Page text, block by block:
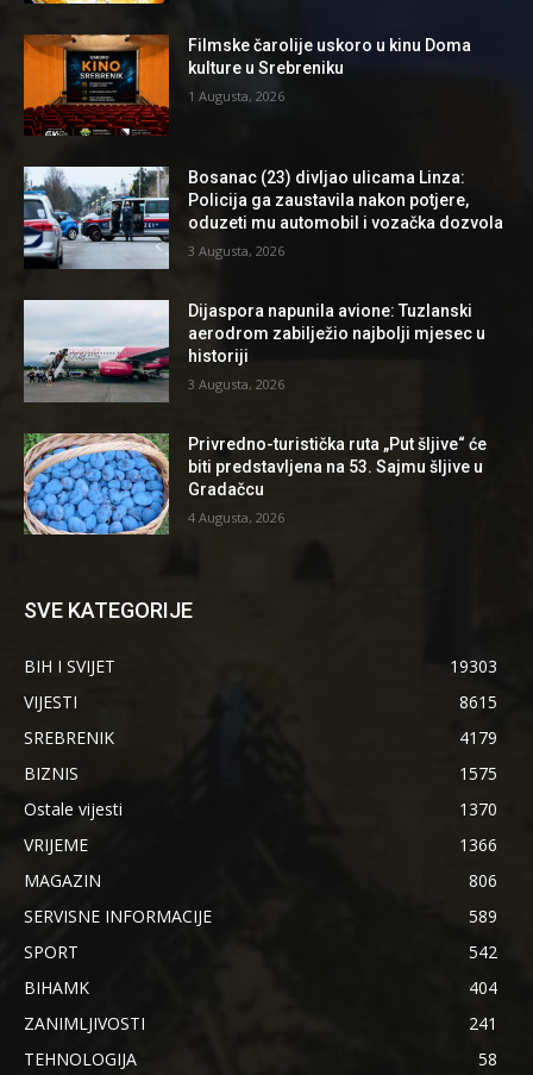
Filmske čarolije uskoro u kinu Doma
kulture u Srebreniku
1 Augusta, 2026
Bosanac (23) divljao ulicama Linza:
Policija ga zaustavila nakon potjere,
oduzeti mu automobil i vozačka dozvola
3 Augusta, 2026
Dijaspora napunila avione: Tuzlanski
aerodrom zabilježio najbolji mjesec u
historiji
3 Augusta, 2026
Privredno-turistička ruta „Put šljive“ će
biti predstavljena na 53. Sajmu šljive u
Gradačcu
4 Augusta, 2026
SVE KATEGORIJE
BIH I SVIJET
19303
VIJESTI
8615
SREBRENIK
4179
BIZNIS
1575
Ostale vijesti
1370
VRIJEME
1366
MAGAZIN
806
SERVISNE INFORMACIJE
589
SPORT
542
BIHAMK
404
ZANIMLJIVOSTI
241
TEHNOLOGIJA
58